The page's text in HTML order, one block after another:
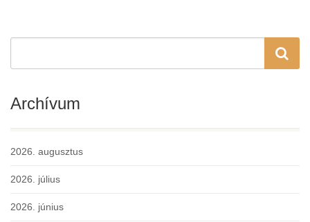
Archívum
2026. augusztus
2026. július
2026. június